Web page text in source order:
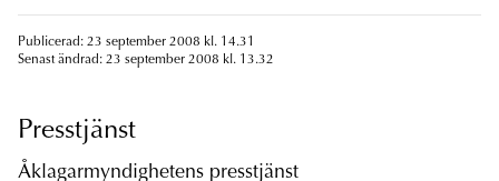
Publicerad: 23 september 2008 kl. 14.31
Senast ändrad: 23 september 2008 kl. 13.32
Presstjänst
Åklagarmyndighetens presstjänst